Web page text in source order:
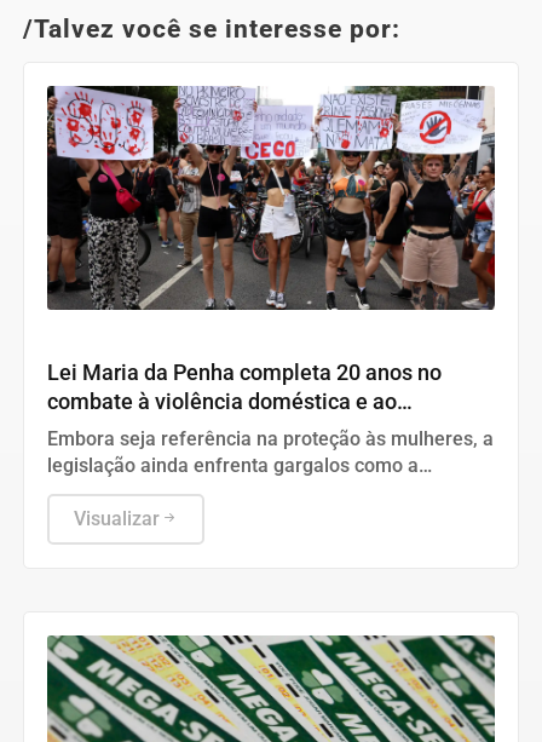
/Talvez você se interesse por:
Lei Maria da Penha completa 20 anos no
combate à violência doméstica e ao
feminicídio
Embora seja referência na proteção às mulheres, a
legislação ainda enfrenta gargalos como a
ineficácia das medidas protetivas e os alarmantes
índices de crimes de gênero no Brasil.
Visualizar